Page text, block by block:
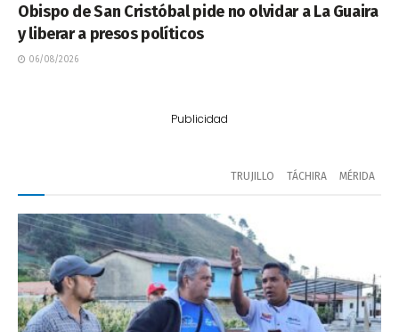
Obispo de San Cristóbal pide no olvidar a La Guaira
y liberar a presos políticos
06/08/2026
Publicidad
TRUJILLO TÁCHIRA MÉRIDA